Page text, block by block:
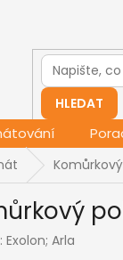
HLEDAT
Exolon; Arla